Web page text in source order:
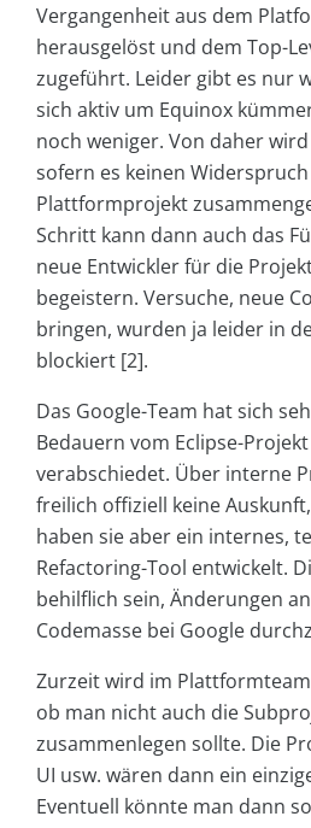
Vergangenheit aus dem
herausgelöst und dem Top-
zugeführt. Leider gibt es nur
sich aktiv um Equinox
noch weniger. Von daher
sofern es keinen
Plattformprojekt
Schritt kann dann auch das
neue Entwickler für die
begeistern. Versuche, neue
bringen, wurden ja leider in
blockiert [2].
Das Google-Team hat sich
Bedauern vom Eclipse-
verabschiedet. Über interne
freilich offiziell keine
haben sie aber ein internes,
Refactoring-Tool entwickelt.
behilflich sein, Änderungen
Codemasse bei Google
Zurzeit wird im
ob man nicht auch die
zusammenlegen sollte. Die
UI usw. wären dann ein
Eventuell könnte man dann